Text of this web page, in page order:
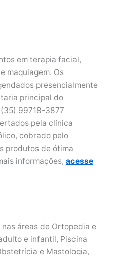
em terapia facial,
maquiagem. Os
presencialmente
principal do
99718-3877
pela clínica
cobrado pelo
produtos de ótima
informações, acesse
áreas de Ortopedia e
e infantil, Piscina
e Mastologia,